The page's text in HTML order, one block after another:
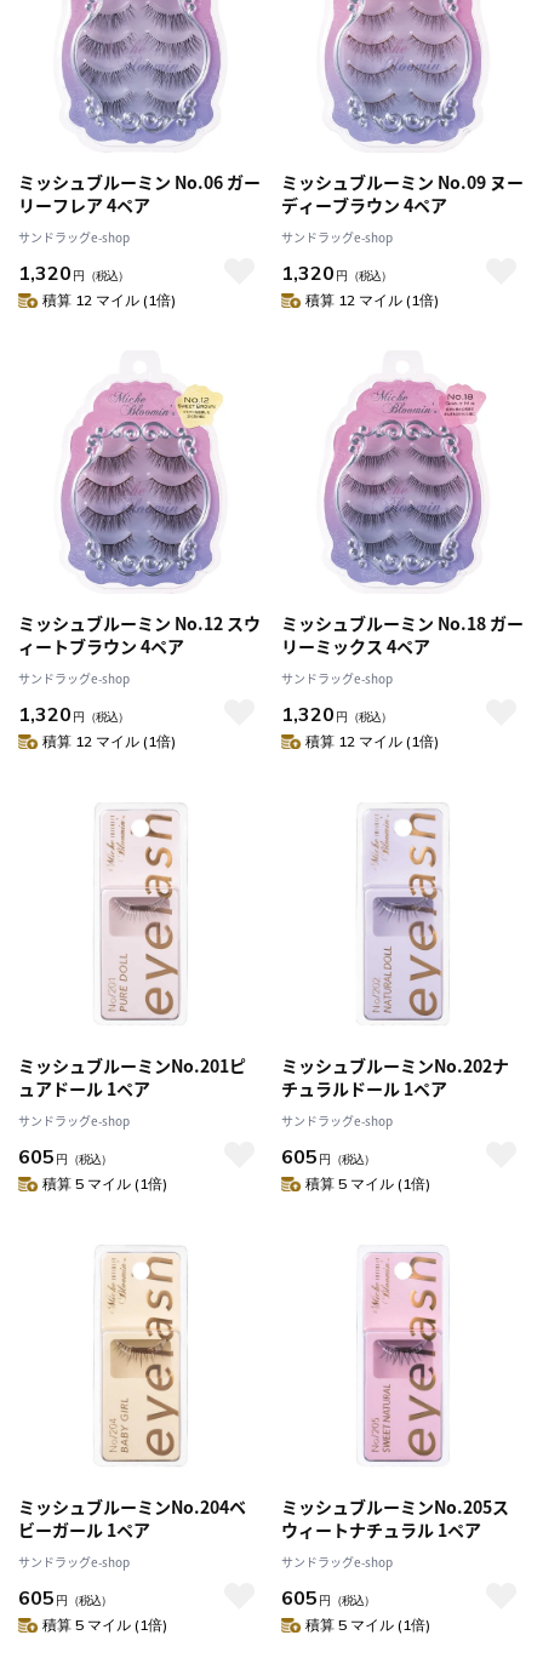
ミッシュブルーミン No.06 ガー
リーフレア 4ペア
サンドラッグe-shop
1,320 円 （税込）
積算 12 マイル (1倍)
ミッシュブルーミン No.09 ヌー
ディーブラウン 4ペア
サンドラッグe-shop
1,320 円 （税込）
積算 12 マイル (1倍)
ミッシュブルーミン No.12 スウ
ィートブラウン 4ペア
サンドラッグe-shop
1,320 円 （税込）
積算 12 マイル (1倍)
ミッシュブルーミン No.18 ガー
リーミックス 4ペア
サンドラッグe-shop
1,320 円 （税込）
積算 12 マイル (1倍)
ミッシュブルーミンNo.201ピ
ュアドール 1ペア
サンドラッグe-shop
605 円 （税込）
積算 5 マイル (1倍)
ミッシュブルーミンNo.202ナ
チュラルドール 1ペア
サンドラッグe-shop
605 円 （税込）
積算 5 マイル (1倍)
ミッシュブルーミンNo.204ベ
ビーガール 1ペア
サンドラッグe-shop
605 円 （税込）
積算 5 マイル (1倍)
ミッシュブルーミンNo.205ス
ウィートナチュラル 1ペア
サンドラッグe-shop
605 円 （税込）
積算 5 マイル (1倍)